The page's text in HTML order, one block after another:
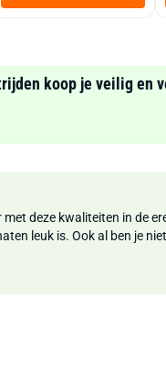
Zwart
koop je veilig en
deze kwaliteiten in de
leuk is. Ook al ben je